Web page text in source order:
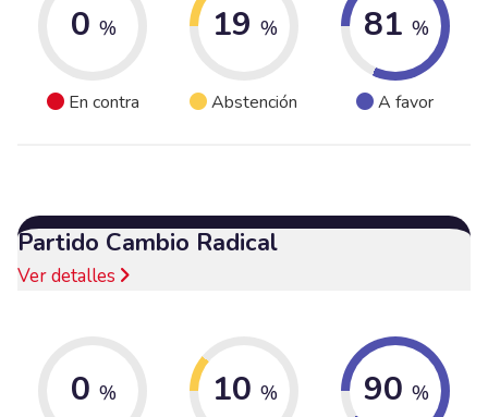
0 %
En contra
19 %
Abstención
81 %
A favor
Partido Cambio Radical
Ver detalles
0 % 10 % 90 %